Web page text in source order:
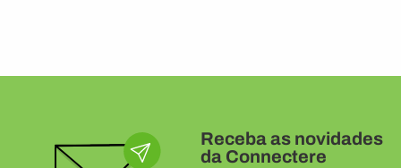
Receba as novidades
da Connectere